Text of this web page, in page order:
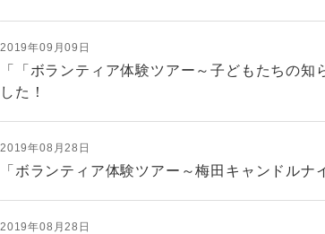
2019年09月09日
「「ボランティア体験ツアー～子どもたちの
した！
2019年08月28日
「ボランティア体験ツアー～梅田キャンドル
2019年08月28日